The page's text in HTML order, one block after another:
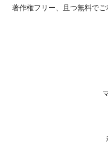
映画
著作権フリー、且つ無料でご